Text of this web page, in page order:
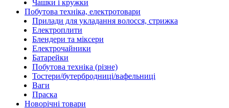
Чашки і кружки
Побутова техніка, електротовари
Прилади для укладання волосся, стрижка
Електроплити
Блендери та міксери
Електрочайники
Батарейки
Побутова техніка (різне)
Тостери/бутербродниці/вафельниці
Ваги
Праска
Новорічні товари